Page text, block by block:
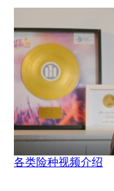
各类险种视频介绍